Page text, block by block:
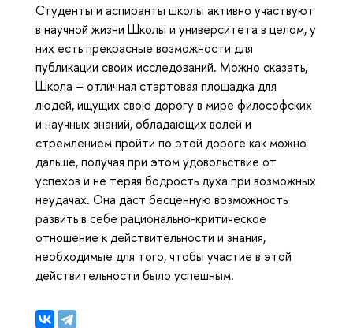
Студенты и аспиранты школы активно участвуют
в научной жизни Школы и университета в целом, у
них есть прекрасные возможности для
публикации своих исследований. Можно сказать,
Школа – отличная стартовая площадка для
людей, ищущих свою дорогу в мире философских
и научных знаний, обладающих волей и
стремлением пройти по этой дороге как можно
дальше, получая при этом удовольствие от
успехов и не теряя бодрость духа при возможных
неудачах. Она даст бесценную возможность
развить в себе рационально-критическое
отношение к действительности и знания,
необходимые для того, чтобы участие в этой
действительности было успешным.